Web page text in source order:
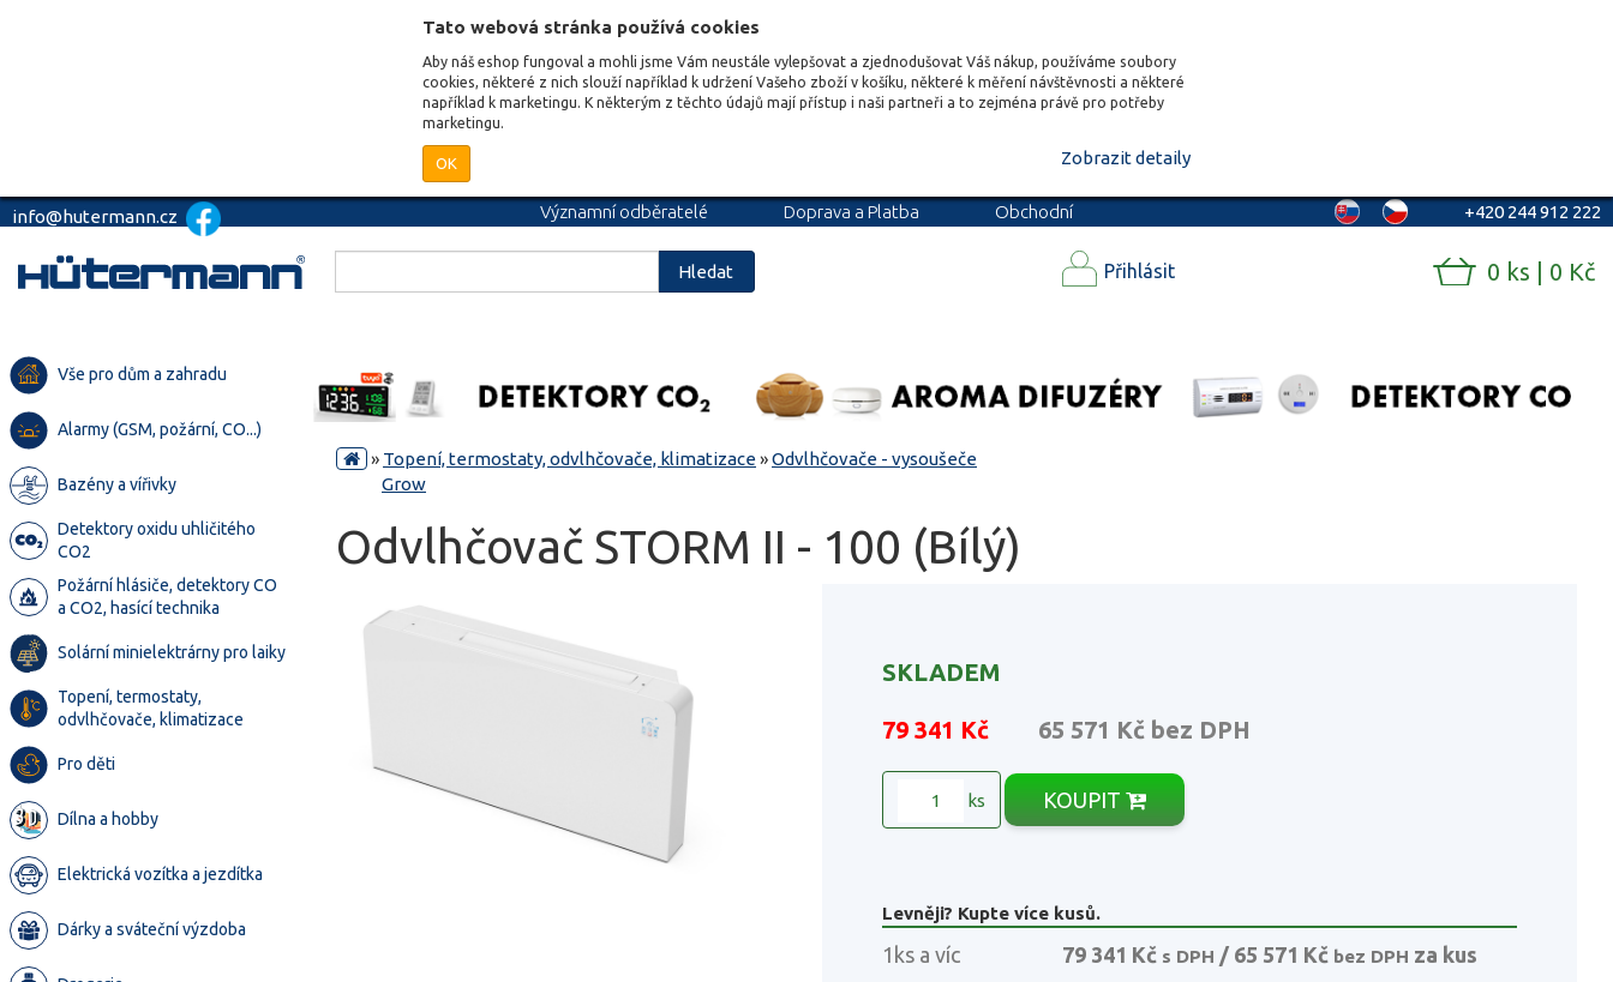
Tato webová stránka používá cookies
Aby náš eshop fungoval a mohli jsme Vám neustále vylepšovat a zjednodušovat Váš nákup, používáme soubory
cookies, některé z nich slouží například k udržení Vašeho zboží v košíku, některé k měření návštěvnosti a některé
například k marketingu. K některým z těchto údajů mají přístup i naši partneři a to zejména právě pro potřeby
marketingu.
OK Zobrazit detaily
info@hutermann.cz Významní odběratelé Doprava a Platba
Obchodní
+420 244 912 222
Hledat Přihlásit 0 ks | 0 Kč
Vše pro dům a zahradu
Alarmy (GSM, požární, CO...)
Bazény a vířivky
Detektory oxidu uhličitého
CO2
Požární hlásiče, detektory CO
a CO2, hasící technika
Solární minielektrárny pro laiky
Topení, termostaty,
odvlhčovače, klimatizace
Pro děti
Dílna a hobby
Elektrická vozítka a jezdítka
Dárky a sváteční výzdoba
» Topení, termostaty, odvlhčovače, klimatizace»Odvlhčovače - vysoušeče
Grow
Odvlhčovač STORM II - 100 (Bílý)
SKLADEM
79 341 Kč 65 571 Kč bez DPH
ks KOUPIT
Levněji? Kupte více kusů.
1ks a víc 79 341 Kčs DPH / 65 571 Kč bez DPH za kus